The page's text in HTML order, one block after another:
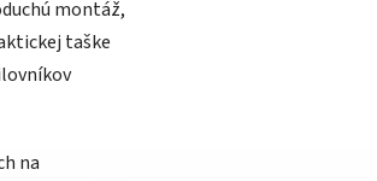
montáž,
taške
na